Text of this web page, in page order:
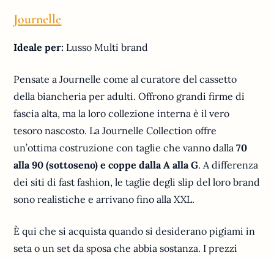
Journelle
Ideale per: Lusso Multi brand
Pensate a Journelle come al curatore del cassetto
della biancheria per adulti. Offrono grandi firme di
fascia alta, ma la loro collezione interna è il vero
tesoro nascosto. La Journelle Collection offre
un’ottima costruzione con taglie che vanno dalla70
alla 90 (sottoseno) e coppe dalla A alla G. A differenza
dei siti di fast fashion, le taglie degli slip del loro brand
sono realistiche e arrivano fino alla XXL.
È qui che si acquista quando si desiderano pigiami in
seta o un set da sposa che abbia sostanza. I prezzi